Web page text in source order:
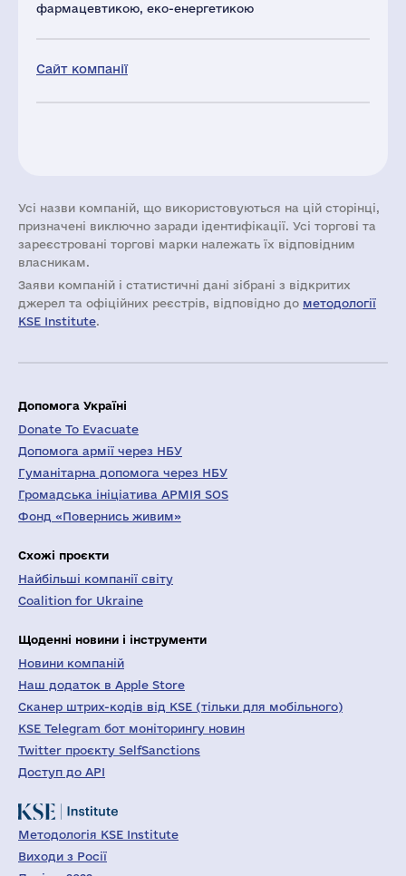
фармацевтикою, еко-енергетикою
Сайт компанії
Усі назви компаній, що використовуються на цій сторінці,
призначені виключно заради ідентифікації. Усі торгові та
зареєстровані торгові марки належать їх відповідним
власникам.
Заяви компаній i статистичні дані зібрані з відкритих
джерел та офіційних реєстрів, відповідно до методології
KSE Institute.
Допомога Україні
Donate To Evacuate
Допомога армії через НБУ
Гуманітарна допомога через НБУ
Громадська ініціатива АРМІЯ SOS
Фонд «Повернись живим»
Схожі проєкти
Найбільші компанії світу
Coalition for Ukraine
Щоденні новини і інструменти
Новини компаній
Наш додаток в Apple Store
Сканер штрих-кодів від KSE (тільки для мобільного)
KSE Telegram бот моніторингу новин
Twitter проєкту SelfSanctions
Доступ до API
Методологія KSE Institute
Виходи з Росії